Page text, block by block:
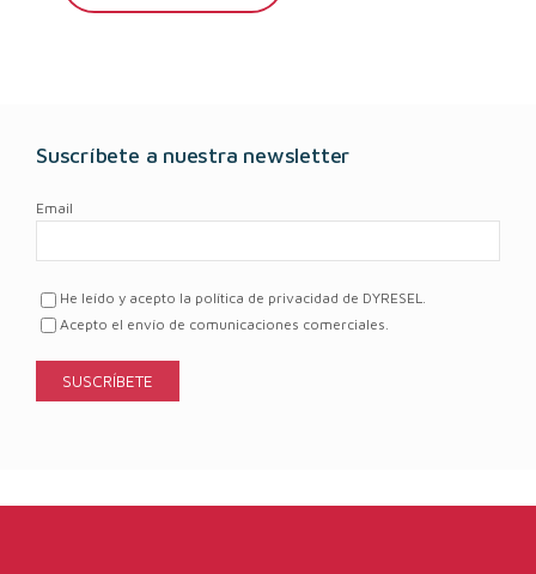
Suscríbete a nuestra newsletter
Email
He leído y acepto la política de privacidad de DYRESEL.
Acepto el envío de comunicaciones comerciales.